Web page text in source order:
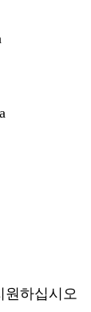
원하십시오